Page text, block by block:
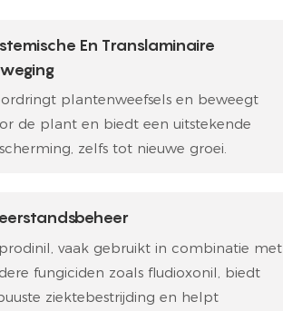
En Translaminaire
plantenweefsels en beweegt
de plant en biedt een uitstekende
zelfs tot nieuwe groei.
vaak gebruikt in combinatie met
fungiciden zoals fludioxonil, biedt
ziektebestrijding en helpt